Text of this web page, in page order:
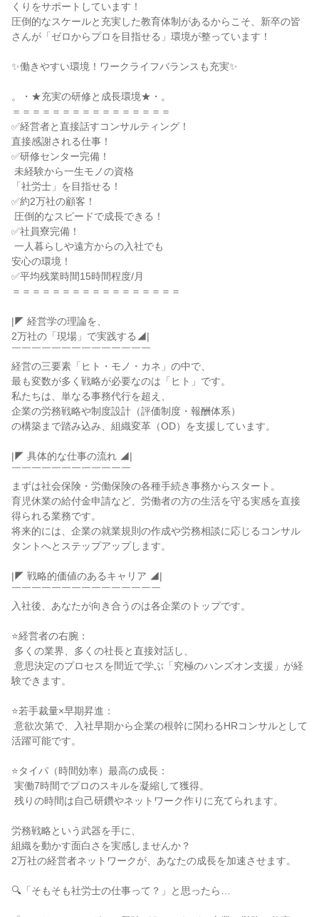
くりをサポートしています！
圧倒的なスケールと充実した教育体制があるからこそ、新卒の皆
さんが「ゼロからプロを目指せる」環境が整っています！
✨働きやすい環境！ワークライフバランスも充実✨
。・★充実の研修と成長環境★・。
＝＝＝＝＝＝＝＝＝＝＝＝＝＝＝＝
✅経営者と直接話すコンサルティング！
直接感謝される仕事！
✅研修センター完備！
「社労士」を目指せる！
✅約2万社の顧客！
✅社員寮完備！
安心の環境！
✅平均残業時間15時間程度/月
＝＝＝＝＝＝＝＝＝＝＝＝＝＝＝＝＝
|◤ 経営学の理論を、
2万社の「現場」で実践する◢|
￣￣￣￣￣￣￣￣￣￣￣￣￣￣
経営の三要素「ヒト・モノ・カネ」の中で、
最も変数が多く戦略が必要なのは「ヒト」です。
私たちは、単なる事務代行を超え、
企業の労務戦略や制度設計（評価制度・報酬体系）
の構築まで踏み込み、組織変革（OD）を支援しています。
|◤ 具体的な仕事の流れ ◢|
￣￣￣￣￣￣￣￣￣￣￣￣
まずは社会保険・労働保険の各種手続き事務からスタート。
育児休業の給付金申請など、労働者の方の生活を守る実感を直接
得られる業務です。
将来的には、企業の就業規則の作成や労務相談に応じるコンサル
タントへとステップアップします。
|◤ 戦略的価値のあるキャリア ◢|
￣￣￣￣￣￣￣￣￣￣￣￣￣￣￣
入社後、あなたが向き合うのは各企業のトップです。
⭐経営者の右腕：
験できます。
⭐若手裁量×早期昇進：
活躍可能です。
⭐タイパ（時間効率）最高の成長：
労務戦略という武器を手に、
組織を動かす面白さを実感しませんか？
2万社の経営者ネットワークが、あなたの成長を加速させます。
🔍「そもそも社労士の仕事って？」と思ったら…